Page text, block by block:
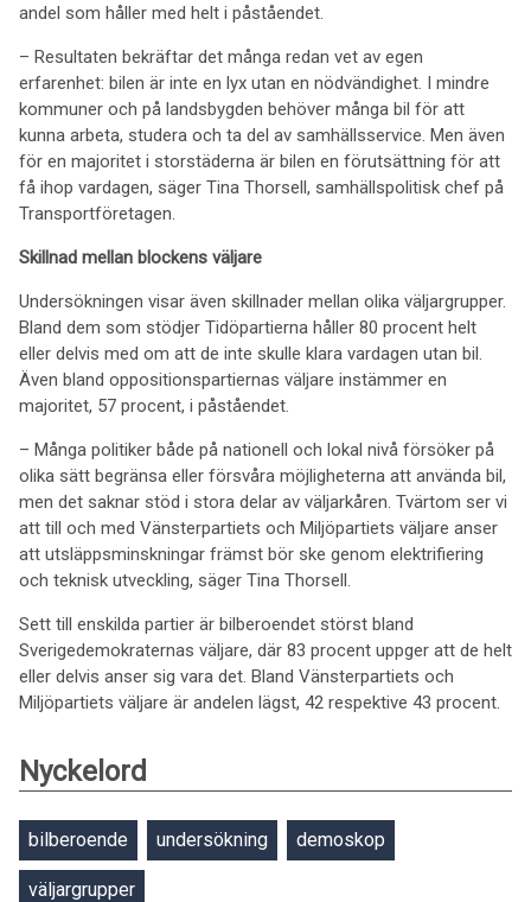
andel som håller med helt i påståendet.
– Resultaten bekräftar det många redan vet av egen
erfarenhet: bilen är inte en lyx utan en nödvändighet. I mindre
kommuner och på landsbygden behöver många bil för att
kunna arbeta, studera och ta del av samhällsservice. Men även
för en majoritet i storstäderna är bilen en förutsättning för att
få ihop vardagen, säger Tina Thorsell, samhällspolitisk chef på
Transportföretagen.
Skillnad mellan blockens väljare
Undersökningen visar även skillnader mellan olika väljargrupper.
Bland dem som stödjer Tidöpartierna håller 80 procent helt
eller delvis med om att de inte skulle klara vardagen utan bil.
Även bland oppositionspartiernas väljare instämmer en
majoritet, 57 procent, i påståendet.
– Många politiker både på nationell och lokal nivå försöker på
olika sätt begränsa eller försvåra möjligheterna att använda bil,
men det saknar stöd i stora delar av väljarkåren. Tvärtom ser vi
att till och med Vänsterpartiets och Miljöpartiets väljare anser
att utsläppsminskningar främst bör ske genom elektrifiering
och teknisk utveckling, säger Tina Thorsell.
Sett till enskilda partier är bilberoendet störst bland
Sverigedemokraternas väljare, där 83 procent uppger att de helt
eller delvis anser sig vara det. Bland Vänsterpartiets och
Miljöpartiets väljare är andelen lägst, 42 respektive 43 procent.
Nyckelord
bilberoende undersökning demoskop
väljargrupper